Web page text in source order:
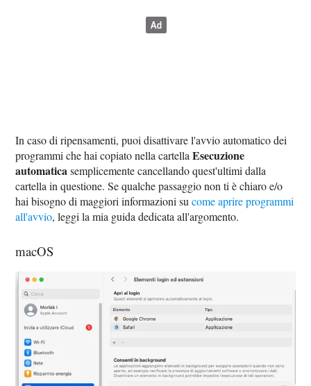
In caso di ripensamenti, puoi disattivare l'avvio automatico dei
programmi che hai copiato nella cartellaEsecuzione
automaticasemplicemente cancellando quest'ultimi dalla
cartella in questione. Se qualche passaggio non ti è chiaro e/o
hai bisogno di maggiori informazioni sucome aprire programmi
all'avvio, leggi la mia guida dedicata all'argomento.
macOS